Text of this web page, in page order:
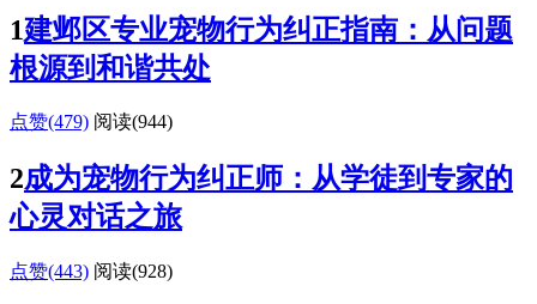
1建邺区专业宠物行为纠正指南：从问题
根源到和谐共处
点赞(479) 阅读(944)
2成为宠物行为纠正师：从学徒到专家的
心灵对话之旅
点赞(443) 阅读(928)